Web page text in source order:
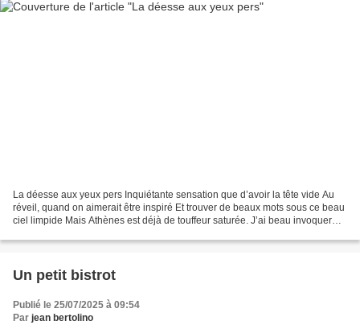
La déesse aux yeux pers Inquiétante sensation que d’avoir la tête vide Au
réveil, quand on aimerait être inspiré Et trouver de beaux mots sous ce beau
ciel limpide Mais Athènes est déjà de touffeur saturée. J’ai beau invoquer
Un petit bistrot
Publié le 25/07/2025 à 09:54
Par jean bertolino